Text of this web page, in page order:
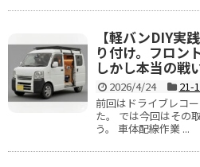
【軽バンDIY実
り付け。フロ
しかし本当の戦
2026/4/24 21-
前回はドライブレコ
た。 では今回はその
う。 車体配線作業 ...